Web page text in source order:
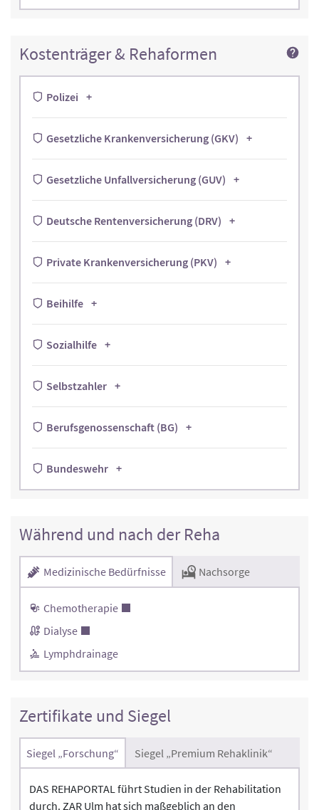
Kostenträger & Rehaformen
Polizei
Gesetzliche Krankenversicherung (GKV)
Gesetzliche Unfallversicherung (GUV)
Deutsche Rentenversicherung (DRV)
Private Krankenversicherung (PKV)
Beihilfe
Sozialhilfe
Selbstzahler
Berufsgenossenschaft (BG)
Bundeswehr
Während und nach der Reha
Medizinische Bedürfnisse Nachsorge
Chemotherapie
Dialyse
Lymphdrainage
Zertifikate und Siegel
Siegel „Forschung“ Siegel „Premium Rehaklinik“
DAS REHAPORTAL führt Studien in der Rehabilitation
durch. ZAR Ulm hat sich maßgeblich an den